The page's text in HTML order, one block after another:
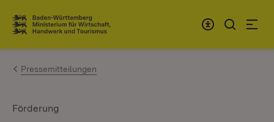
Zum Inhalt springen
Link zur Startseite
Pressemitteilungen
Förderung